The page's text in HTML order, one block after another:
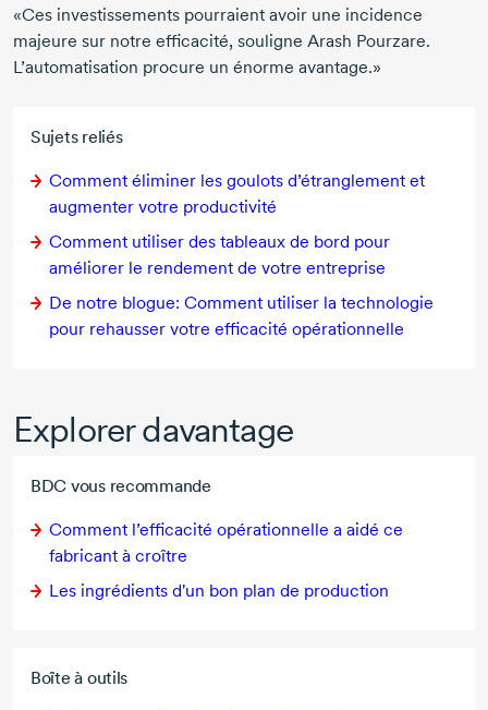
Sujets reliés
Comment éliminer les goulots d’étranglement et
augmenter votre productivité
Comment utiliser des tableaux de bord pour
améliorer le rendement de votre entreprise
De notre blogue: Comment utiliser la technologie
pour rehausser votre efficacité opérationnelle
«Ces investissements pourraient avoir une incidence
majeure sur notre efficacité, souligne Arash Pourzare.
L’automatisation procure un énorme avantage.»
Explorer davantage
BDC vous recommande
Comment l’efficacité opérationnelle a aidé ce
fabricant à croître
Les ingrédients d'un bon plan de production
Boîte à outils